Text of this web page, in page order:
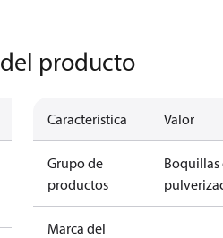
producto
Característica Valor
Grupo de
productos
Boquillas
Marca del